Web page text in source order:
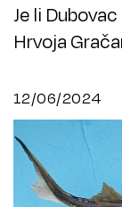
Je li
Hrvoja
12/06/2024